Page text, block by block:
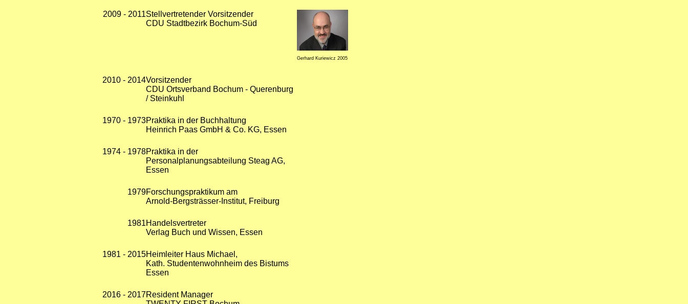
2009 - 2011Stellvertretender Vorsitzender
CDU Stadtbezirk Bochum-Süd
Gerhard Kuriewicz 2005
2010 - 2014Vorsitzender
CDU Ortsverband Bochum - Querenburg
/ Steinkuhl
1970 - 1973Praktika in der Buchhaltung
Heinrich Paas GmbH & Co. KG, Essen
1974 - 1978Praktika in der
Personalplanungsabteilung Steag AG,
Essen
1979Forschungspraktikum am
Arnold-Bergsträsser-Institut, Freiburg
1981Handelsvertreter
Verlag Buch und Wissen, Essen
1981 - 2015Heimleiter Haus Michael,
Kath. Studentenwohnheim des Bistums
Essen
2016 - 2017Resident Manager